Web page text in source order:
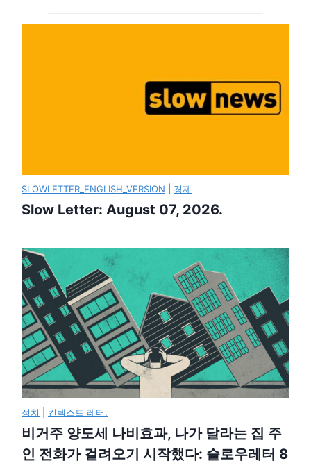
SLOWLETTER_ENGLISH_VERSION 경제
Slow Letter: August 07, 2026.
정치 컨텍스트 레터.
비거주 양도세 나비효과, 나가 달라는 집 주
인 전화가 걸려오기 시작했다: 슬로우레터 8